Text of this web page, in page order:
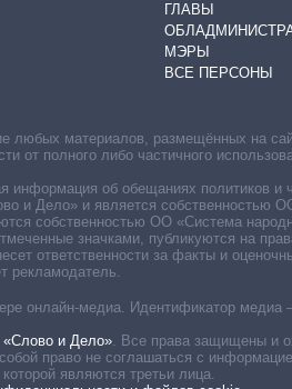
ГЛАВЫ
МЭРЫ
ВСЕ ПЕРСОНЫ
онлайн-медиа. Идентификатор медиа
«Слово и Дело». Все права защищены и
право не соглашаться с
являются третьи лица.
любых материалов, размещённых на
от полного либо частичного
информация об обещаниях политиков и
и Дело» и является собственностью
собственностью ОО «Система
значками, публикуются на
ответственности за факты и
рекламодатель.